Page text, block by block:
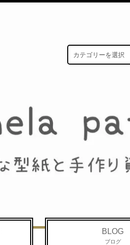
BLOG
ブログ